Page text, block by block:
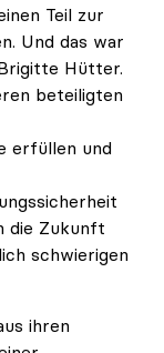
Teil zur
Und das war
Hütter.
beteiligten
erfüllen und
die Zukunft
schwierigen
ihren